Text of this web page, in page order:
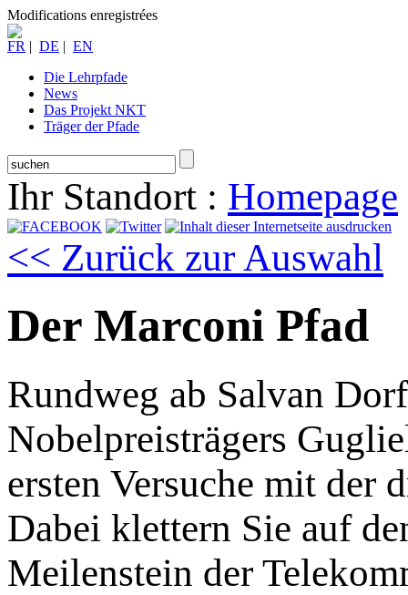
Modifications enregistrées
FR | DE | EN
Die Lehrpfade
News
Das Projekt NKT
Träger der Pfade
Ihr Standort : Homepage
<< Zurück zur Auswahl
Der Marconi Pfad
Rundweg ab Salvan Dorf
Nobelpreisträgers
ersten Versuche mit der
Dabei klettern Sie auf
Meilenstein der